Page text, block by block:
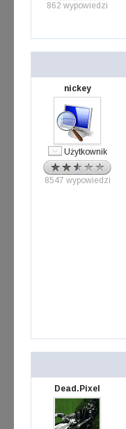
862 wypowiedzi
nickey
Użytkownik
8547 wypowiedzi
Dead.Pixel